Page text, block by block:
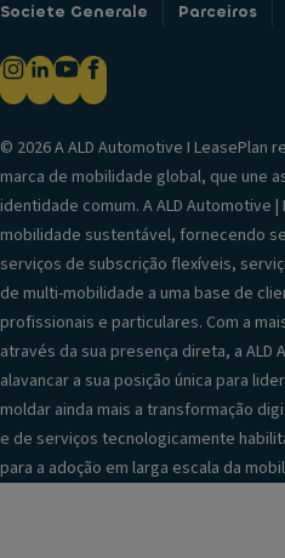
Societe Generale
Parceiros
© 2026 A ALD Automotive I LeasePlan
marca de mobilidade global, que une
identidade comum. A ALD Automotive
mobilidade sustentável, fornecendo
serviços de subscrição flexíveis,
de multi-mobilidade a uma base de
profissionais e particulares. Com a
através da sua presença direta, a ALD
alavancar a sua posição única para
moldar ainda mais a transformação
e de serviços tecnologicamente
para a adoção em larga escala da